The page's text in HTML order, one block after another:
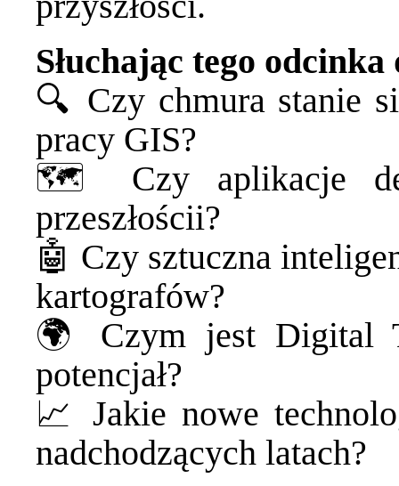
Słuchając tego odcinka
🔍 Czy chmura stanie
pracy GIS?
🗺️ Czy aplikacje
przeszłościi?
🤖 Czy sztuczna
kartografów?
🌍 Czym jest Digital
potencjał?
📈 Jakie nowe
nadchodzących latach?